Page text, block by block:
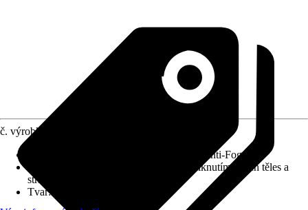
č. výrobku
Touch Sensor, Systém Anti-Fog
IP 44 (chráněno před vniknutím cizích těles a
stříkající vody)
Tvar: